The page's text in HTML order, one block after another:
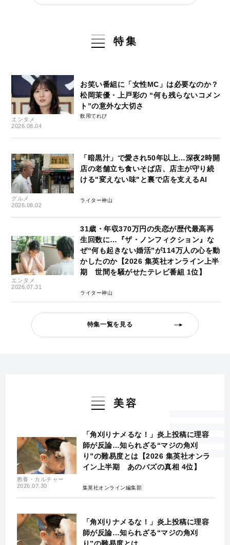
特集
エンタメ
2026.08.04
お笑い番組に「女性MC」は必要なのか？
松岡茉優・上戸彩の “何も残らないコメン
ト”の意外な大切さ
飲用てれび
グルメ
2026.08.02
「暗黒汁」で愛され50年以上…深夜2時開
店の老舗立ち食いそば店、店主が守り続
ける"変えない味"と裏で店を支えるAI
ライター神山
エンタメ
2026.07.31
31歳・年収370万円の失恋が歴代最高再
生回数に…『ザ・ノンフィクション』な
ぜ“何も起きない婚活”が114万人の心を動
かしたのか【2026 集英社オンライン上半
期 世間を騒がせたテレビ番組 1位】
ライター神山
特集一覧を見る
美容
教養・カルチャー
2026.07.30
「角刈りナメるな！」炎上投稿に理容
師が反論…知られざる“マジの角刈
り”の難易度とは【2026 集英社オンラ
イン上半期 あのバズの真相 4位】
集英社オンライン編集部
「角刈りナメるな！」炎上投稿に理容
師が反論…知られざる“マジの角刈